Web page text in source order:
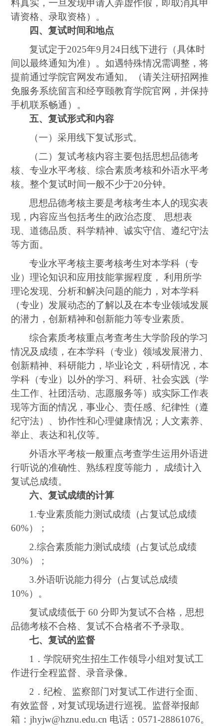
料真实，一旦发现申请人弄虚作假，即取消其申
请资格、录取资格）。
四、复试时间和地点
复试定于2025年9 月 24日线下进行（具体时
间以最终通知为准）。如遇特殊情况需调整，将
提前通过学院官网发布通知。（请关注研招网推
免服务系统留言和经亨颐教育学院官网， 并保持
手机联系畅通）。
五、复试形式和内容
（一）采用线下复试形式。
（二）复试考核内容主要包括思想品德考
核、专业水平考核、综合素质考核和外语水平考
核。整个复试时间一般不少于20分钟。
思想品德考核主要是考核考生本人的现实表
现，内容应当包括考生的政治态度、
思想表
现、道德品质、科学精神、诚实守信、遵纪守法
等方面。
专业水平考核主要考核考生对本学科（专
业）理论知识和应用技能掌握程度，
利用所学
理论发现、分析和解决问题的能力，对本学科
（专业）发展动态的了解以及在本专业领域发展
的潜力，创新精神和创新能力等专业素质。
综合素质考核重点考查考生大学阶段的学习
情况及成绩，在本学科（专业）领域发展潜力、
创新精神、科研能力，毕业论文，科研情况，本
学科（专业）以外的学习、科研、社会实践（学
生工作、社团活动、志愿服务等）或实际工作表
现等方面的情况，事业心、责任感、纪律性（遵
纪守法）、协作性和心理健康情况；人文素养、
举止、表达和礼仪等。
外语水平考核一般重点考查学生运用外语进
行听说的准确性、熟练程度等能力，
成绩计入
复试总成绩。
六、复试成绩的计算
1.专业素质能力测试成绩（占复试总成绩
60%）；
2.综合素质能力测试成绩（占复试总成绩
30%）；
3.外语听说能力得分（占复试总成绩
10%）。
复试成绩低于 60分即为复试不合格，思想
品德考核不合格、复试不合格者不予录取。
七、复试的监督
1 ．学院研究生招生工作领导小组对复试工
作进行全程监督、录音录像。
2 ．纪检、监察部门对复试工作进行全面、
有效监督，对复试现场进行巡视。监督举报邮
箱：jhyjw@hznu.edu.cn 电话：0571-28861076。